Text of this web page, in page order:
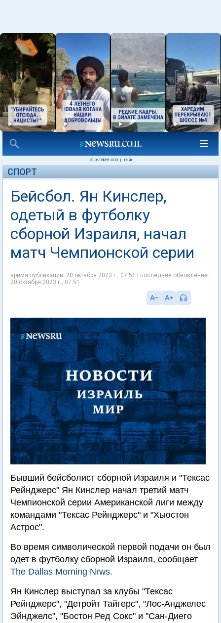
20 ОКТЯБРЯ 2023 15:26
СПОРТ
Бейсбол. Ян Кинслер,
одетый в футболку
сборной Израиля, начал
матч Чемпионской серии
время публикации: 20 октября 2023 г., 07:51 | последнее обновление:
20 октября 2023 г., 07:51
Бывший бейсболист сборной Израиля и "Тексас
Рейнджерс" Ян Кинслер начал третий матч
Чемпионской серии Американской лиги между
командами "Тексас Рейнджерс" и "Хьюстон
Астрос".
Во время символической первой подачи он был
одет в футболку сборной Израиля, сообщает
The Dallas Morning Nrws.
Ян Кинслер выступал за клубы "Тексас
Рейнджерс", "Детройт Тайгерс", "Лос-Анджелес
Эйнджелс", "Бостон Ред Сокс" и "Сан-Диего